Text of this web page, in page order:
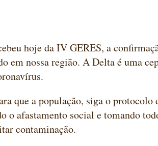
hoje da IV GERES, a
em nossa região. A Delta é uma
que a população, siga o protocolo
o afastamento social e tomando
contaminação.